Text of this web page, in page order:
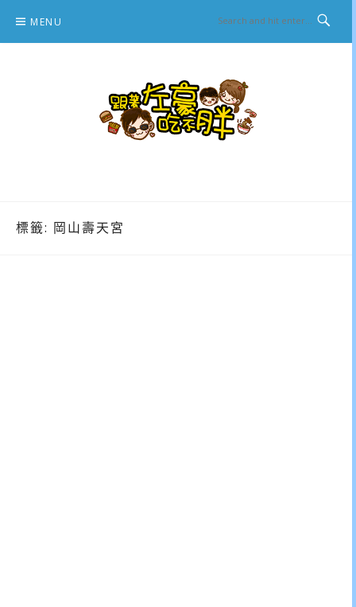
content
MENU
標籤: 岡山壽天宮